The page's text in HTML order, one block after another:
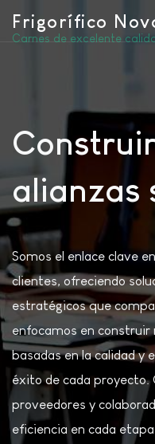
Frigorífico
Carnes de excelente
alianzas
Somos el enlace clave
clientes, ofreciendo
estratégicos que
enfocamos en construir
basadas en la calidad y
éxito de cada proyecto.
proveedores y
eficiencia en cada etapa